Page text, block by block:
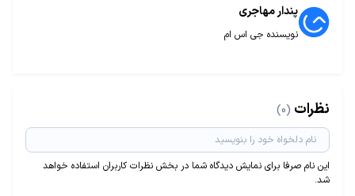
پندار مهاجری
نویسنده جی اس ام
نظرات (0)
این نام صرفا برای نمایش دیدگاه شما در بخش نظرات کاربران استفاده خواهد
شد.